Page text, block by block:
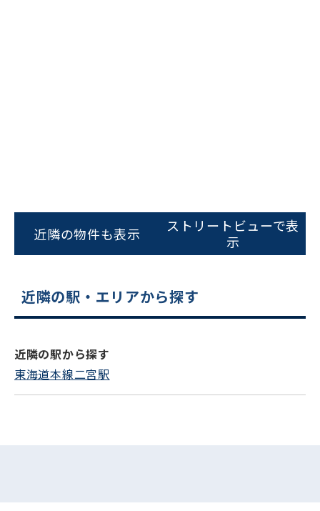
スムーズにご案内できます
0120-620-213
電話でお問い合わせ
近隣の物件も表示
ストリートビューで表
示
近隣の駅・エリアから探す
近隣の駅から探す
東海道本線二宮駅